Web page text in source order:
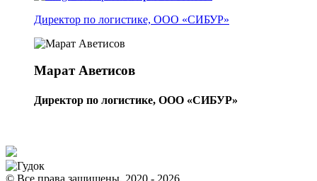
Директор по логистике, ООО «СИБУР»
Марат Аветисов
Директор по логистике, ООО «СИБУР»
© Все права защищены, 2020 - 2026